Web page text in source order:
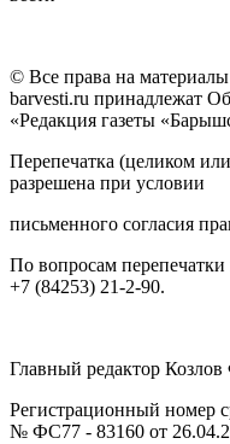
© Все права на материалы
barvesti.ru принадлежат
«Редакция газеты
Перепечатка (целиком
разрешена при условии
письменного согласия
По вопросам перепечатки
+7 (84253) 21-2-90.
Главный редактор
Регистрационный номер
№ ФС77 - 83160 от